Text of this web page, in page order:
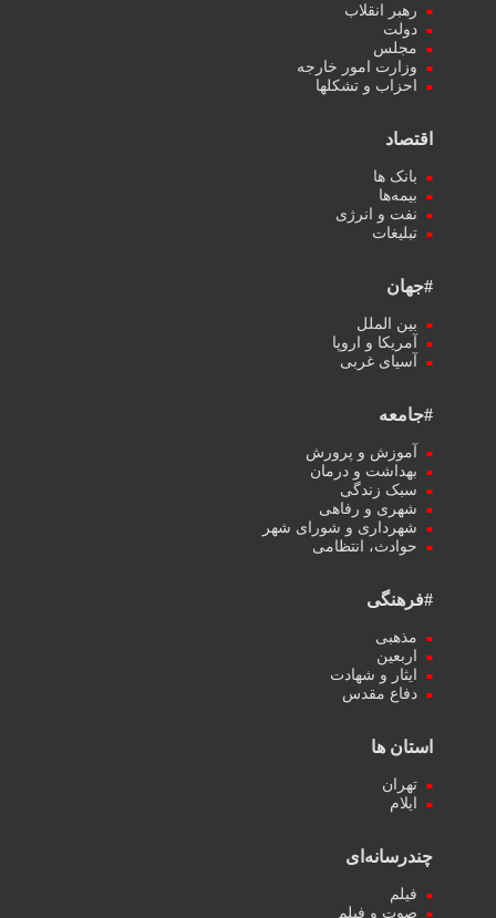
رهبر انقلاب
دولت
مجلس
وزارت امور خارجه
احزاب و تشکلها
اقتصاد
بانک ها
بیمه‌ها
نفت و انرژی
تبلیغات
#جهان
بین الملل
آمریکا و اروپا
آسیای غربی
#جامعه
آموزش و پرورش
بهداشت و درمان
سبک زندگی
شهری و رفاهی
شهرداری و شورای شهر
حوادث، انتظامی
#فرهنگی
مذهبی
اربعین
ایثار و شهادت
دفاع مقدس
استان ها
تهران
ایلام
چندرسانه‌ای
فیلم
صوت و فیلم